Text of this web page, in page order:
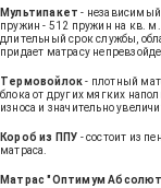
Мультипакет -
пружин - 512 пружин на кв.
длительный срок службы,
придает матрасу
Термовойлок- плотный
блока от других мягких
износа и значительно
Короб из ППУ - состоит из
матраса.
Матрас "Оптимум